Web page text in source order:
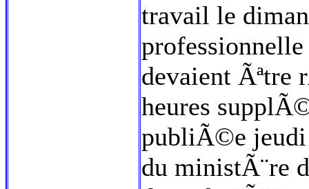
travail le
devaient
heures
publiÃ©e jeudi
du ministÃ¨re